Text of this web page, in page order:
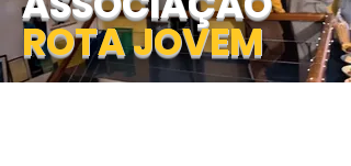
ROTA JOVEM